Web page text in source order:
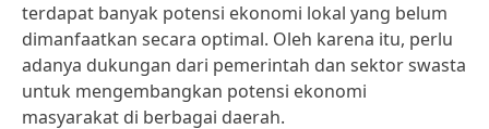
terdapat banyak potensi ekonomi lokal yang belum
dimanfaatkan secara optimal. Oleh karena itu, perlu
adanya dukungan dari pemerintah dan sektor swasta
untuk mengembangkan potensi ekonomi
masyarakat di berbagai daerah.